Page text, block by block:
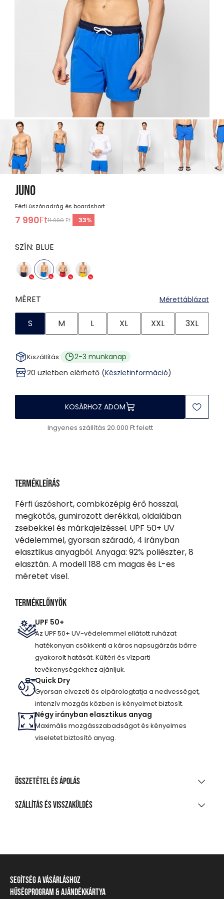
JUNO
Férfi úszónadrág és boardshort
7 990Ft11 990 Ft -33%
SZÍN: BLUE
MÉRET Mérettáblázat
S M L XL XXL 3XL
Kiszállítás:
2-3 munkanap
20 üzletben elérhető (Készletinformáció)
KOSÁRHOZ ADOM
Ingyenes szállítás 20.000 Ft felett
Termékleírás
Férfi úszóshort, combközépig érő hosszal,
megkötős, gumirozott derékkal, oldalában
zsebekkel és márkajelzéssel. UPF 50+ UV
védelemmel, gyorsan száradó, 4 irányban
elasztikus anyagból. Anyaga: 92% poliészter, 8
elasztán. A modell 188 cm magas és L-es
méretet visel.
Termékelőnyök
UPF 50+
Az UPF 50+ UV-védelemmel ellátott ruházat
hatékonyan csökkenti a káros napsugárzás bőrre
gyakorolt hatását. Kültéri és vízparti
tevékenységekhez ajánljuk.
Quick Dry
Gyorsan elvezeti és elpárologtatja a nedvességet,
intenzív mozgás közben is kényelmet biztosít.
Négy irányban elasztikus anyag
Maximális mozgásszabadságot és kényelmes
viseletet biztosító anyag.
Összetétel és ápolás
ANYAGÖSSZETÉTEL
Nem fehéríthető!
Szállítás és visszaküldés
Csomagpontra, automatába
990 Ft-tól
Segítség a vásárláshoz
Szállítási információ
Hűségprogram & Ajándékkártya